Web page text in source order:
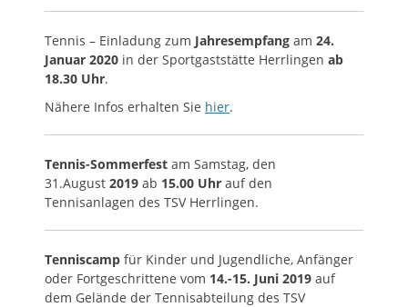
Tennis – Einladung zum Jahresempfang am 24.
Januar 2020 in der Sportgaststätte Herrlingen ab
18.30 Uhr.
Nähere Infos erhalten Sie hier.
Tennis-Sommerfest am Samstag, den
31.August 2019 ab 15.00 Uhr auf den
Tennisanlagen des TSV Herrlingen.
Tenniscamp für Kinder und Jugendliche, Anfänger
oder Fortgeschrittene vom 14.-15. Juni 2019 auf
dem Gelände der Tennisabteilung des TSV